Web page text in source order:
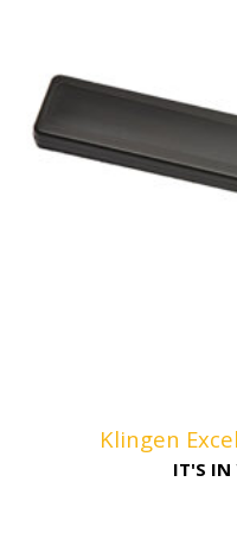
Klingen
IT'S IN